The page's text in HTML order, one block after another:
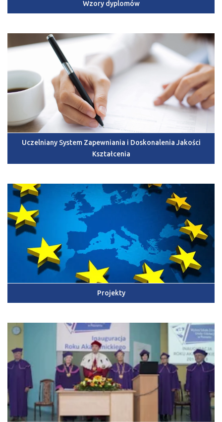
Wzory dyplomów
Uczelniany System Zapewniania i Doskonalenia Jakości
Kształcenia
Projekty